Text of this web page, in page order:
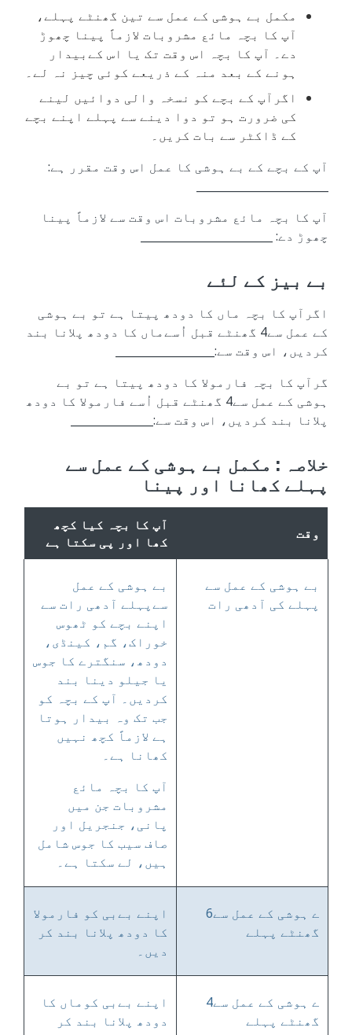
مکمل بے ہوشی کے عمل سے تین گھنٹے پہلے،
آپ کا بچہ مائع مشروبات لازماً پینا چھوڑ
دے۔ آپ کا بچہ اس وقت تک یا اس کےبیدار
ہونے کے بعد منہ کے ذریعے کوئی چیز نہ لے۔
اگرآپ کے بچے کو نسخہ والی دوائیں لینے
کی ضرورت ہو تو دوا دینے سے پہلے اپنے بچے
کے ڈاکٹر سے بات کریں۔
آپ کے بچے کے بے ہوشی کا عمل اس وقت مقرر ہے:
آپ کا بچہ مائع مشروبات اس وقت سے لازماً پینا
چھوڑ دے: ________________________
بے بیز کے لئے
اگرآپ کا بچہ ماں کا دودھ پیتا ہے تو بے ہوشی
کے عمل سے4 گھنٹے قبل اُسےماں کا دودھ پلانا بند
کردیں، اس وقت سے:__________________
گرآپ کا بچہ فارمولا کا دودھ پیتا ہے تو بے
ہوشی کے عمل سے4 گھنٹے قبل اُسے فارمولا کا دودھ
پلانا بند کردیں، اس وقت سے:_______________
خلاصہ : مکمل بے ہوشی کے عمل سے
پہلے کھانا اور پینا
وقت
آپ کا بچہ کیا کچھ
کھا اور پی سکتا ہے
بے ہوشی کے عمل سے
پہلے کی آدھی رات
بے ہوشی کے عمل
سےپہلے آدھی رات سے
اپنے بچے کو ٹھوس
خوراک، گم، کینڈی،
دودھ، سنگترے کا جوس
یا جیلو دینا بند
کردیں۔ آپ کے بچہ کو
جب تک وہ بیدار ہوتا
ہے لازماً کچھ نہیں
کھانا ہے۔
آپ کا بچہ مائع
مشروبات جن میں
پانی، جنجریل اور
صاف سیب کا جوس شامل
ہیں، لے سکتا ہے۔
ے ہوشی کے عمل سے6
گھنٹے پہلے
اپنے بےبی کو فارمولا
کا دودھ پلانا بند کر
دیں۔
ے ہوشی کے عمل سے4
گھنٹے پہلے
اپنے بےبی کوماں کا
دودھ پلانا بند کر